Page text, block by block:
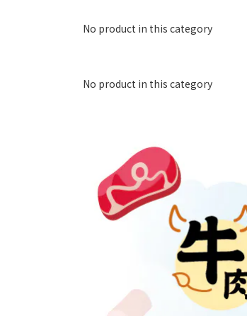
No product in this category
No product in this category